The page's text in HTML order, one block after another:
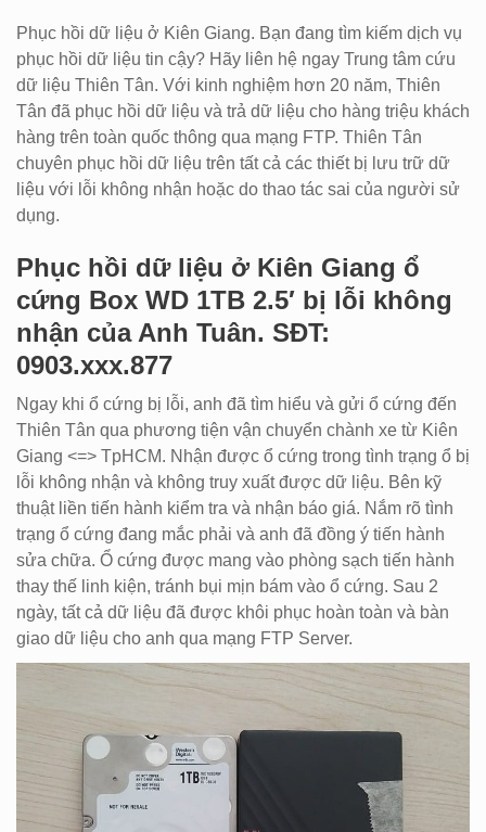
Phục hồi dữ liệu ở Kiên Giang. Bạn đang tìm kiếm dịch vụ
phục hồi dữ liệu tin cậy? Hãy liên hệ ngay Trung tâm cứu
dữ liệu Thiên Tân. Với kinh nghiệm hơn 20 năm, Thiên
Tân đã phục hồi dữ liệu và trả dữ liệu cho hàng triệu khách
hàng trên toàn quốc thông qua mạng FTP. Thiên Tân
chuyên phục hồi dữ liệu trên tất cả các thiết bị lưu trữ dữ
liệu với lỗi không nhận hoặc do thao tác sai của người sử
dụng.
Phục hồi dữ liệu ở Kiên Giang ổ
cứng Box WD 1TB 2.5′ bị lỗi không
nhận của Anh Tuân. SĐT:
0903.xxx.877
Ngay khi ổ cứng bị lỗi, anh đã tìm hiểu và gửi ổ cứng đến
Thiên Tân qua phương tiện vận chuyển chành xe từ Kiên
Giang <=> TpHCM. Nhận được ổ cứng trong tình trạng ổ bị
lỗi không nhận và không truy xuất được dữ liệu. Bên kỹ
thuật liền tiến hành kiểm tra và nhận báo giá. Nắm rõ tình
trạng ổ cứng đang mắc phải và anh đã đồng ý tiến hành
sửa chữa. Ổ cứng được mang vào phòng sạch tiến hành
thay thế linh kiện, tránh bụi mịn bám vào ổ cứng. Sau 2
ngày, tất cả dữ liệu đã được khôi phục hoàn toàn và bàn
giao dữ liệu cho anh qua mạng FTP Server.